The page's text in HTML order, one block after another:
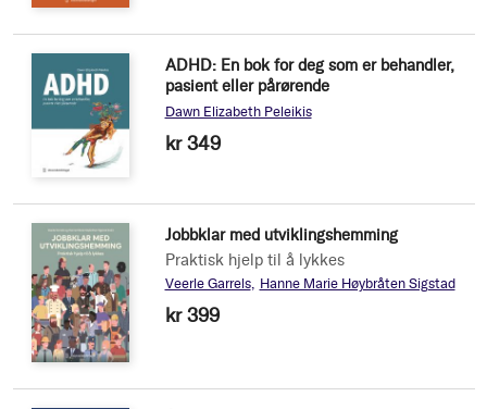
ADHD: En bok for deg som er behandler,
pasient eller pårørende
Dawn Elizabeth Peleikis
kr 349
Jobbklar med utviklingshemming
Praktisk hjelp til å lykkes
Veerle Garrels Hanne Marie Høybråten Sigstad
kr 399